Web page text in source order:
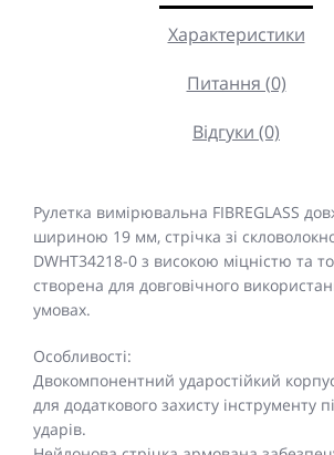
Характеристики
Питання (0)
Відгуки (0)
Рулетка вимірювальна FIBREGLASS
шириною 19 мм, стрічка зі
DWHT34218-0 з високою міцністю та
створена для довговічного
умовах.
Особливості:
Двокомпонентний ударостійкий
для додаткового захисту інструменту
ударів.